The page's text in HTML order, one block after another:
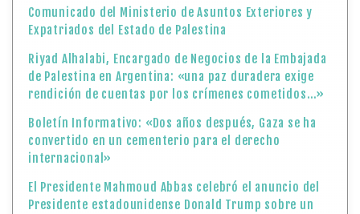
Comunicado del Ministerio de Asuntos Exteriores y
Expatriados del Estado de Palestina
Riyad Alhalabi, Encargado de Negocios de la Embajada
de Palestina en Argentina: «una paz duradera exige
rendición de cuentas por los crímenes cometidos…»
Boletín Informativo: «Dos años después, Gaza se ha
convertido en un cementerio para el derecho
internacional»
El Presidente Mahmoud Abbas celebró el anuncio del
Presidente estadounidense Donald Trump sobre un